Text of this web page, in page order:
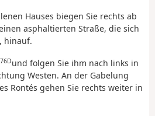
Hauses biegen Sie rechts ab
asphaltierten Straße, die sich
hinauf.
und folgen Sie ihm nach links in
Westen. An der Gabelung
Rontés gehen Sie rechts weiter in